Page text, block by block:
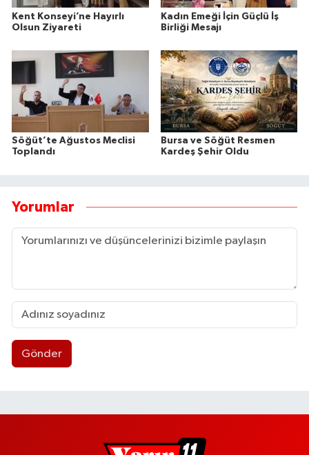
Kent Konseyi’ne Hayırlı
Olsun Ziyareti
Kadın Emeği İçin Güçlü İş
Birliği Mesajı
Söğüt’te Ağustos Meclisi
Toplandı
Bursa ve Söğüt Resmen
Kardeş Şehir Oldu
Yorumlar
Gönder